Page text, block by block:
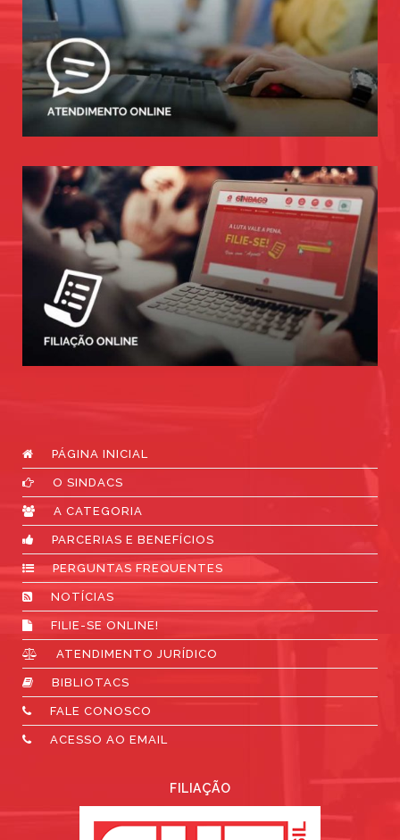
PÁGINA INICIAL
O SINDACS
A CATEGORIA
PARCERIAS E BENEFÍCIOS
PERGUNTAS FREQUENTES
NOTÍCIAS
FILIE-SE ONLINE!
ATENDIMENTO JURÍDICO
BIBLIOTACS
FALE CONOSCO
ACESSO AO EMAIL
FILIAÇÃO